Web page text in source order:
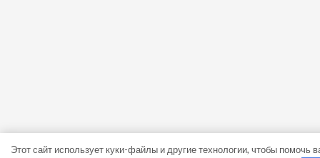
Этот сайт использует куки-файлы и другие технологии, чтобы помочь